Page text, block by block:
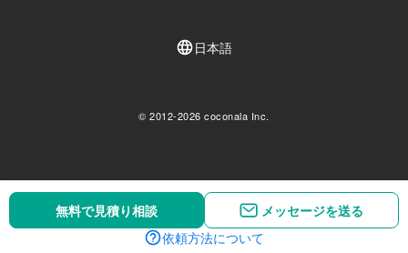
無料で見積り相談
メッセージを送る
無料で見積り相談
メッセージを送る
依頼方法について